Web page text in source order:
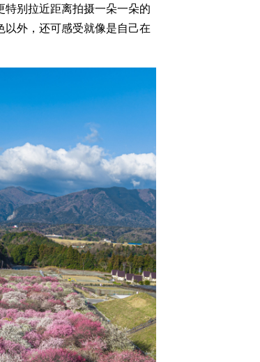
别拉近距离拍摄一朵一朵的
外，还可感受就像是自己在